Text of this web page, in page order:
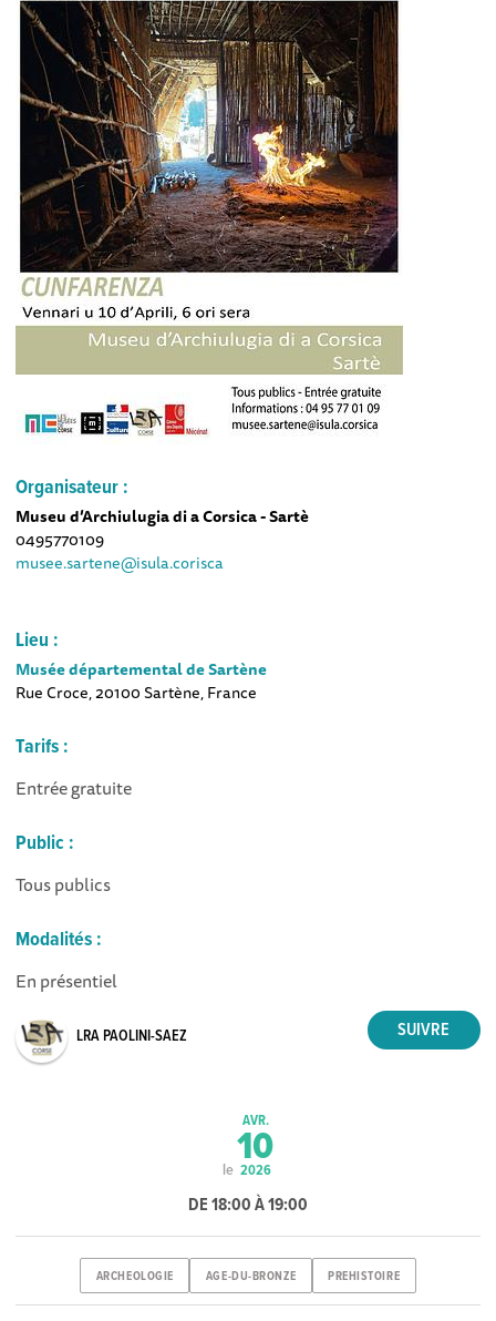
Organisateur :
Museu d’Archiulugia di a Corsica - Sartè
0495770109
musee.sartene@isula.corisca
Lieu :
Musée départemental de Sartène
Rue Croce, 20100 Sartène, France
Tarifs :
Entrée gratuite
Public :
Tous publics
Modalités :
En présentiel
LRA PAOLINI-SAEZ
le
AVR.
10
2026
DE 18:00 À 19:00
ARCHEOLOGIE AGE-DU-BRONZE PREHISTOIRE